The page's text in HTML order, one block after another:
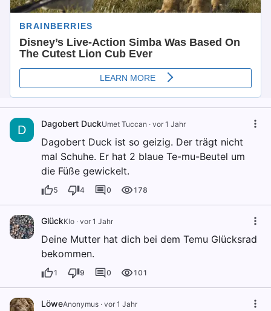
D Dagobert DuckUmet Tuccan · vor 1 Jahr
Dagobert Duck ist so geizig. Der trägt nicht
mal Schuhe. Er hat 2 blaue Te-mu-Beutel um
die Füße gewickelt.
5 4 0 178
GlückKlo · vor 1 Jahr
Deine Mutter hat dich bei dem Temu Glücksrad
bekommen.
1 9 0 101
LöweAnonymus · vor 1 Jahr